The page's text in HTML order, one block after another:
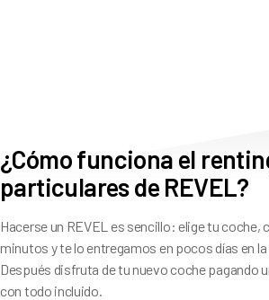
¿Cómo funciona el
particulares de REVEL?
Hacerse un REVEL es sencillo: elige tu coche,
minutos y te lo entregamos en pocos días en
Después disfruta de tu nuevo coche pagando
con todo incluido.